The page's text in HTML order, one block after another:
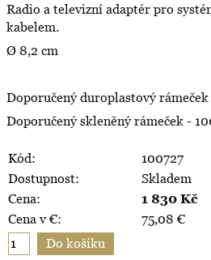
Radio a televizní adaptér pro
kabelem.
Ø 8,2 cm
Doporučený duroplastový rámeček
Doporučený skleněný rámeček -
Kód:
100727
Dostupnost:
Skladem
Cena:
1 830 Kč
Cena v €:
75,08 €